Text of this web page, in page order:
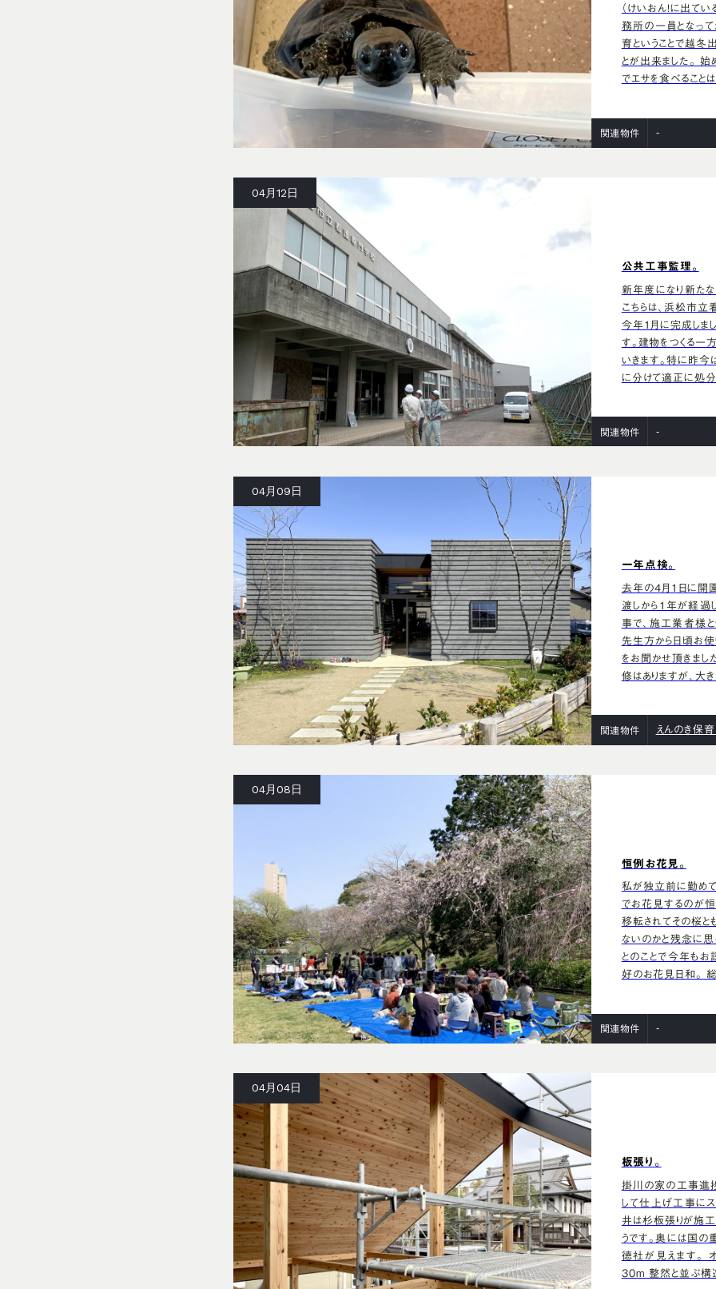
（けいおん！に出て
務所の一員となっ
育ということで越冬
とが出来ました。
でエサを食べること
関連物件 -
04月12日
公共工事監理。
新年度になり新た
こちらは、浜松市
今年1月に完成しま
す。建物をつくる一
いきます。特に昨
に分けて適正に処
関連物件 -
04月09日
一年点検。
去年の4月1日に開
渡しから1年が経過
事で、施工業者様
先生方から日頃お使
をお聞かせ頂きま
修はありますが、大
関連物件 えんのき保
04月08日
恒例お花見。
私が独立前に勤め
でお花見するのが
移転されてその桜と
ないのかと残念に
とのことで今年もお
好のお花見日和。
関連物件 -
04月04日
板張り。
掛川の家の工事進
して仕上げ工事に
井は杉板張りが施工
うです。奥には国
徳社が見えます。
30m 整然と並ぶ